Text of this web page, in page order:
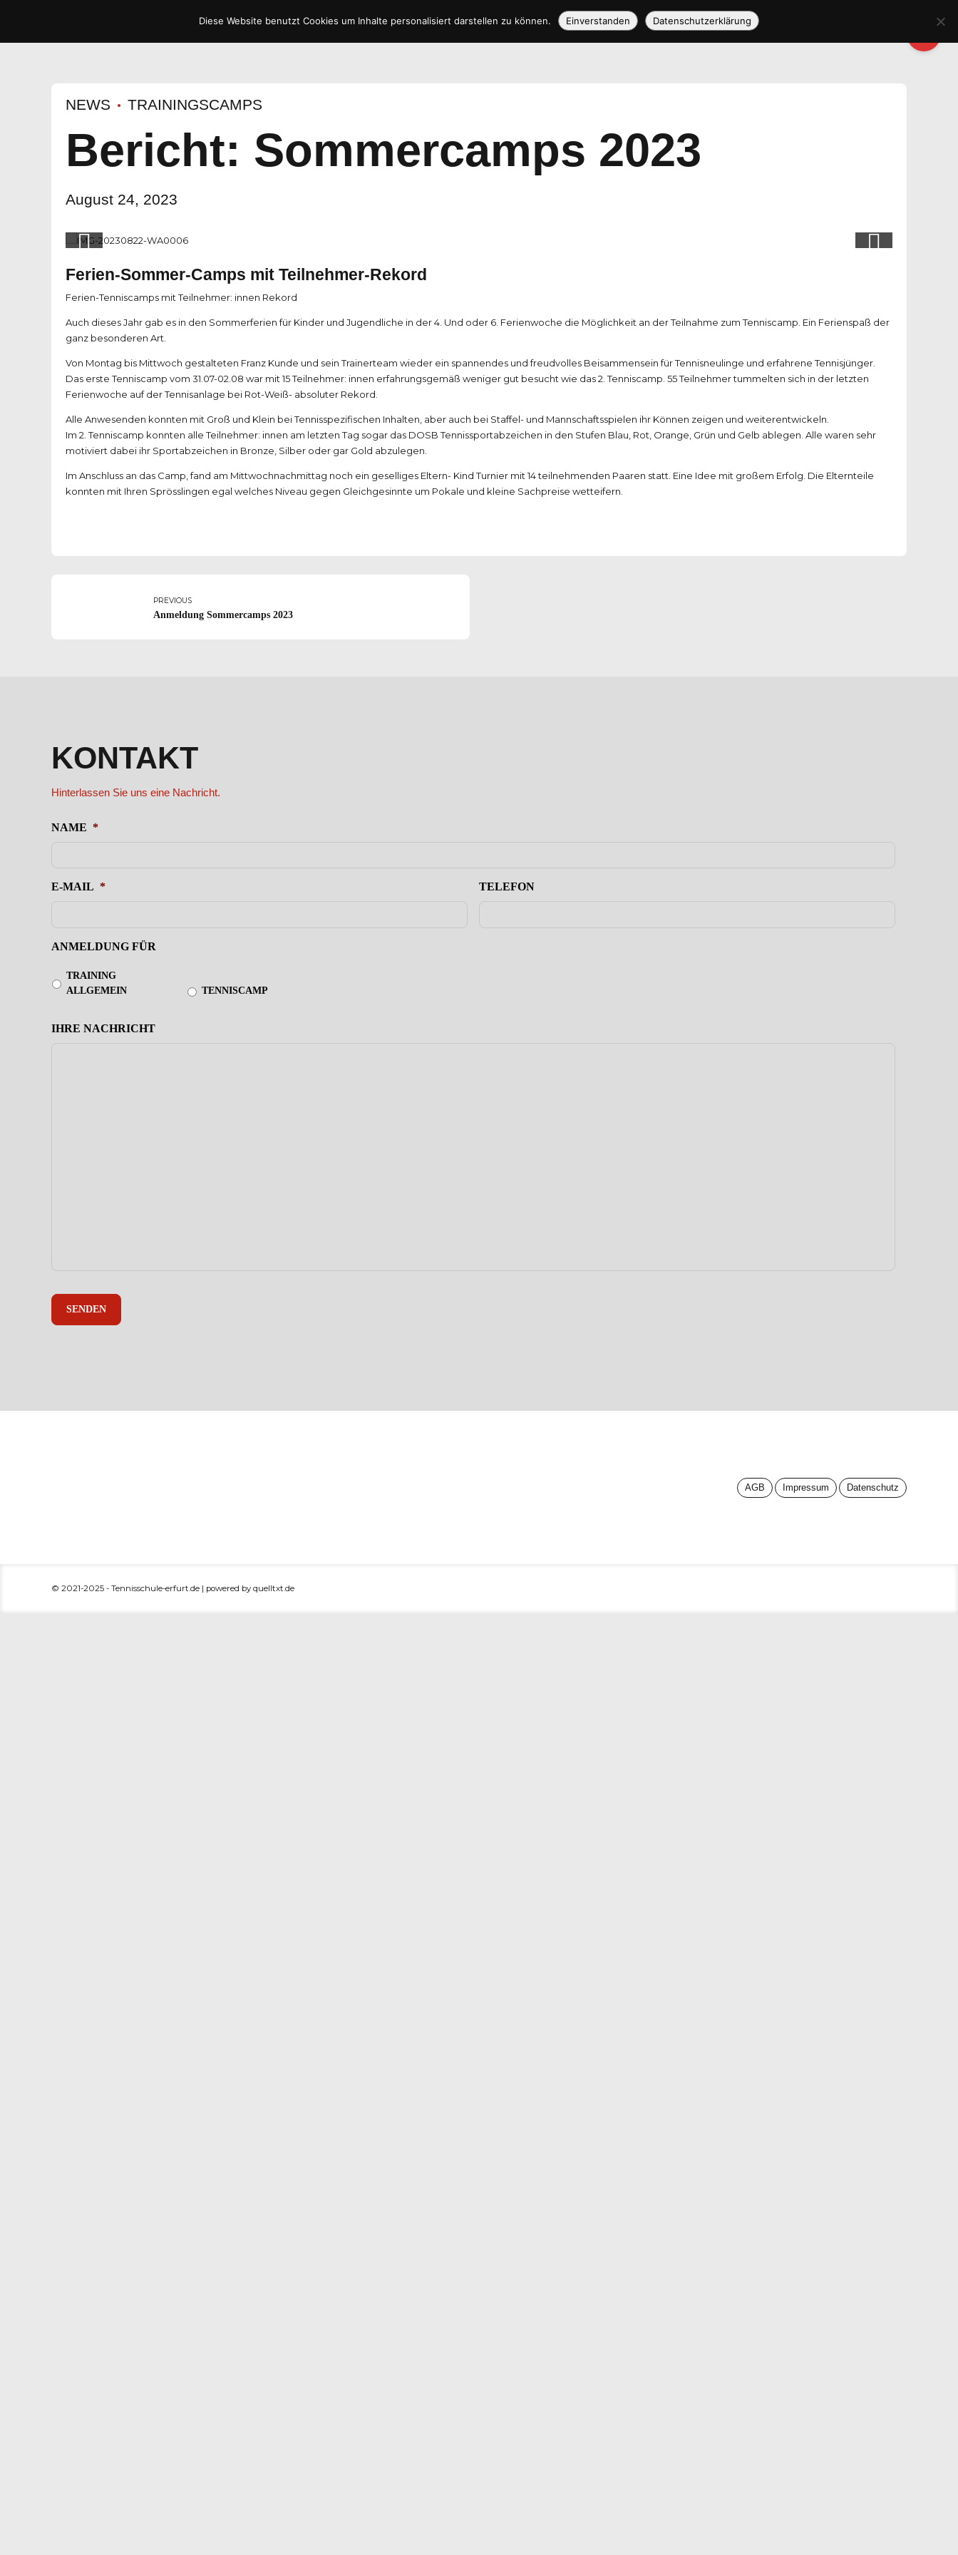
NEWS TRAININGSCAMPS
Bericht: Sommercamps 2023
August 24, 2023
Ferien-Sommer-Camps mit Teilnehmer-Rekord
Ferien-Tenniscamps mit Teilnehmer: innen Rekord
Auch dieses Jahr gab es in den Sommerferien für Kinder und Jugendliche in der 4. Und oder 6. Ferienwoche die Möglichkeit an der Teilnahme zum Tenniscamp. Ein Ferienspaß der
ganz besonderen Art.
Von Montag bis Mittwoch gestalteten Franz Kunde und sein Trainerteam wieder ein spannendes und freudvolles Beisammensein für Tennisneulinge und erfahrene Tennisjünger.
Das erste Tenniscamp vom 31.07-02.08 war mit 15 Teilnehmer: innen erfahrungsgemäß weniger gut besucht wie das 2. Tenniscamp. 55 Teilnehmer tummelten sich in der letzten
Ferienwoche auf der Tennisanlage bei Rot-Weiß- absoluter Rekord.
Alle Anwesenden konnten mit Groß und Klein bei Tennisspezifischen Inhalten, aber auch bei Staffel- und Mannschaftsspielen ihr Können zeigen und weiterentwickeln.
Im 2. Tenniscamp konnten alle Teilnehmer: innen am letzten Tag sogar das DOSB Tennissportabzeichen in den Stufen Blau, Rot, Orange, Grün und Gelb ablegen. Alle waren sehr
motiviert dabei ihr Sportabzeichen in Bronze, Silber oder gar Gold abzulegen.
Im Anschluss an das Camp, fand am Mittwochnachmittag noch ein geselliges Eltern- Kind Turnier mit 14 teilnehmenden Paaren statt. Eine Idee mit großem Erfolg. Die Elternteile
konnten mit Ihren Sprösslingen egal welches Niveau gegen Gleichgesinnte um Pokale und kleine Sachpreise wetteifern.
PREVIOUS
Anmeldung Sommercamps 2023
KONTAKT
Hinterlassen Sie uns eine Nachricht.
NAME *
E-MAIL * TELEFON
ANMELDUNG FÜR
TRAINING
ALLGEMEIN
TENNISCAMP
IHRE NACHRICHT
AGB Impressum Datenschutz
© 2021-2025 - Tennisschule-erfurt.de | powered by quelltxt.de
Diese Website benutzt Cookies um Inhalte personalisiert darstellen zu können. Einverstanden Datenschutzerklärung